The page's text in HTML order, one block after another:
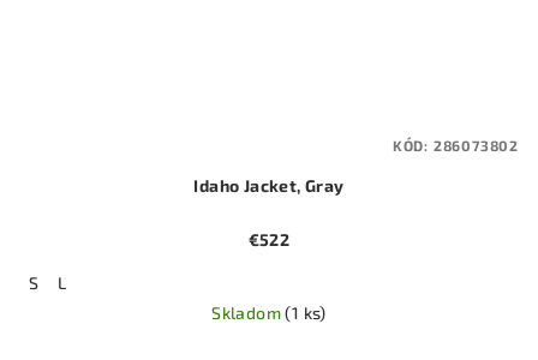
Idaho Jacket, Gray
€522
S
L
Skladom(1 ks)
KÓD: 286073802